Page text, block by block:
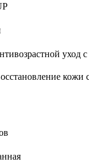
уход
кожи